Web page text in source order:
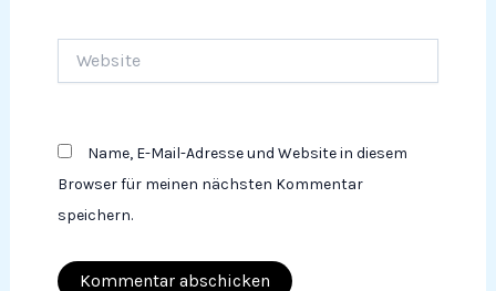
Name, E-Mail-Adresse und Website in diesem
Browser für meinen nächsten Kommentar
speichern.